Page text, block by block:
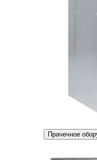
Прачечное